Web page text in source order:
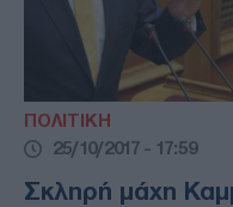
ΠΟΛΙΤΙΚΗ
25/10/2017 - 17:59
Σκληρή μάχη